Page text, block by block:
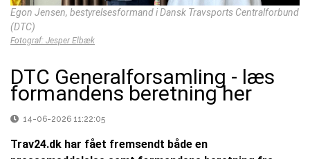
Egon Jensen, bestyrelsesformand i Dansk Travsports Centralforbund
(DTC)
Fotograf: Jesper Elbæk
DTC Generalforsamling - læs
formandens beretning her
14-06-2026 11:22:05
Trav24.dk har fået fremsendt både en